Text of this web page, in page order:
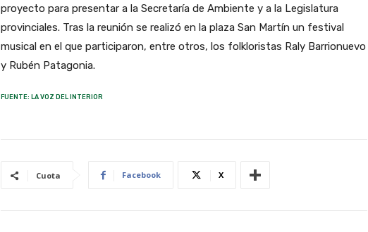
proyecto para presentar a la Secretaría de Ambiente y a la Legislatura
provinciales. Tras la reunión se realizó en la plaza San Martín un festival
musical en el que participaron, entre otros, los folkloristas Raly Barrionuevo
y Rubén Patagonia.
FUENTE: LA VOZ DEL INTERIOR
Cuota Facebook X